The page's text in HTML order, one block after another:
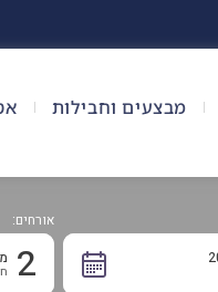
מבצעים וחבילות
אורחים:
2